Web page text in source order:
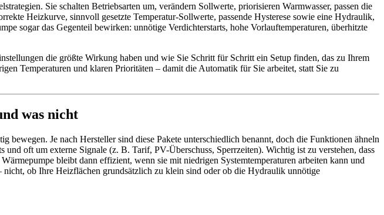
Sie schalten Betriebsarten um, verändern Sollwerte, priorisieren Warmwasser, passen die
Heizkurve, sinnvoll gesetzte Temperatur-Sollwerte, passende Hysterese sowie eine Hydraulik,
sogar das Gegenteil bewirken: unnötige Verdichterstarts, hohe Vorlauftemperaturen, überhitzte
die größte Wirkung haben und wie Sie Schritt für Schritt ein Setup finden, das zu Ihrem
Temperaturen und klaren Prioritäten – damit die Automatik für Sie arbeitet, statt Sie zu
was nicht
Je nach Hersteller sind diese Pakete unterschiedlich benannt, doch die Funktionen ähneln
oft um externe Signale (z. B. Tarif, PV-Überschuss, Sperrzeiten). Wichtig ist zu verstehen, dass
bleibt dann effizient, wenn sie mit niedrigen Systemtemperaturen arbeiten kann und
nicht, ob Ihre Heizflächen grundsätzlich zu klein sind oder ob die Hydraulik unnötige